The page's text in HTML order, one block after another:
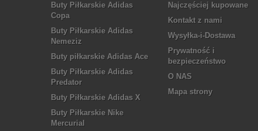
Buty Piłkarskie Adidas
Copa
Buty Piłkarskie Adidas
Nemeziz
Buty piłkarskie Adidas Ace
Buty Piłkarskie Adidas
Predator
Buty Piłkarskie Adidas X
Buty Piłkarskie Nike
Mercurial
Najczęściej kupowane
Kontakt z nami
Wysyłka-i-Dostawa
Prywatność i
bezpieczeństwo
O NAS
Mapa strony